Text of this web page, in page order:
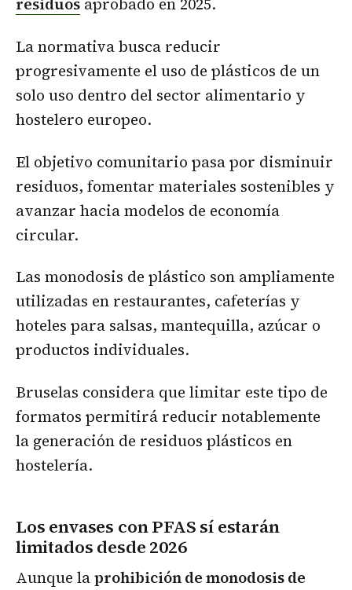
La normativa busca reducir
progresivamente el uso de plásticos de un
solo uso dentro del sector alimentario y
hostelero europeo.
El objetivo comunitario pasa por disminuir
residuos, fomentar materiales sostenibles y
avanzar hacia modelos de economía
circular.
Las monodosis de plástico son ampliamente
utilizadas en restaurantes, cafeterías y
hoteles para salsas, mantequilla, azúcar o
productos individuales.
Bruselas considera que limitar este tipo de
formatos permitirá reducir notablemente
la generación de residuos plásticos en
hostelería.
Los envases con PFAS sí estarán
limitados desde 2026
Aunque laprohibición de monodosis de